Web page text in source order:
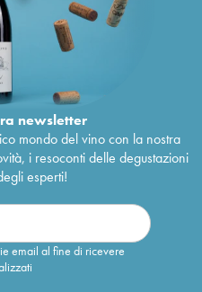
newsletter
mondo del vino con la nostra
i resoconti delle degustazioni
esperti!
email al fine di ricevere